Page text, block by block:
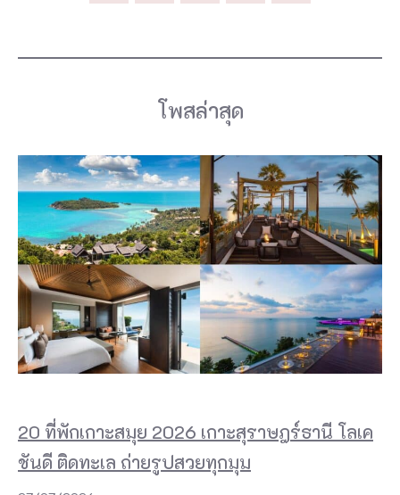
โพสล่าสุด
20 ที่พักเกาะสมุย 2026 เกาะสุราษฎร์ธานี โลเค
ชันดี ติดทะเล ถ่ายรูปสวยทุกมุม